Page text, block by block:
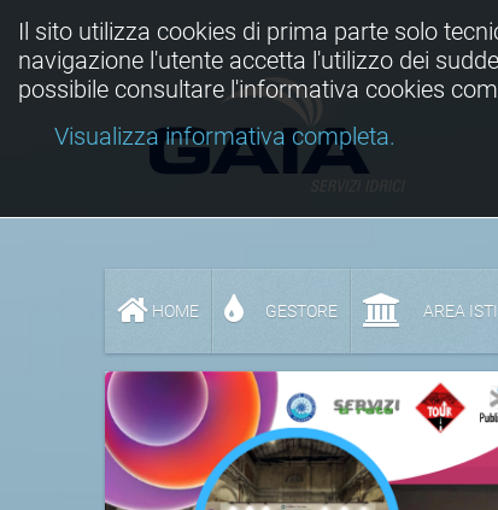
HOME GESTORE AREA
Il sito utilizza cookies di prima parte solo
navigazione l'utente accetta l'utilizzo dei
possibile consultare l'informativa cookies
Visualizza informativa completa.